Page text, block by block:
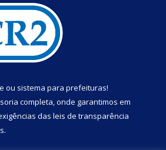
ou sistema para prefeituras!
completa, onde garantimos em
das leis de transparência